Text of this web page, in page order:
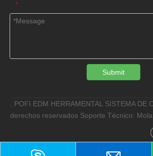
*
Submit
. POFI EDM HERRAMENTAL SISTEMA DE
derechos reservados Soporte Técnico: